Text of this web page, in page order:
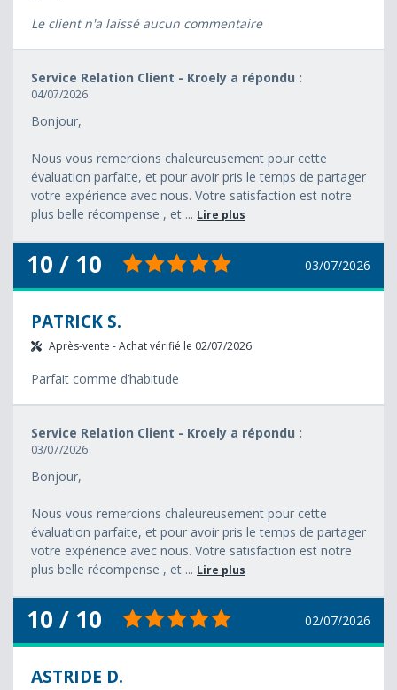
Le client n'a laissé aucun commentaire
Service Relation Client - Kroely a répondu :
04/07/2026
Bonjour,
Nous vous remercions chaleureusement pour cette
évaluation parfaite, et pour avoir pris le temps de partager
votre expérience avec nous. Votre satisfaction est notre
plus belle récompense , et ... Lire plus
10 / 10 03/07/2026
PATRICK S.
Après-vente - Achat vérifié le 02/07/2026
Parfait comme d’habitude
Service Relation Client - Kroely a répondu :
03/07/2026
Bonjour,
Nous vous remercions chaleureusement pour cette
évaluation parfaite, et pour avoir pris le temps de partager
votre expérience avec nous. Votre satisfaction est notre
plus belle récompense , et ... Lire plus
10 / 10 02/07/2026
ASTRIDE D.